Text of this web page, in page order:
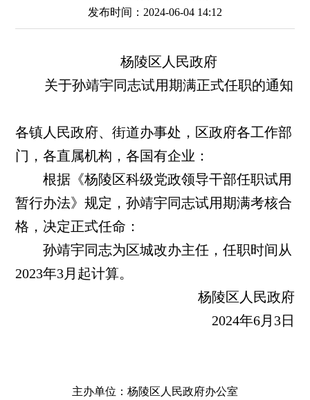
发布时间：2024-06-04 14:12
杨陵区人民政府
关于孙靖宇同志试用期满正式任职的通知
各镇人民政府、街道办事处，区政府各工作部
门，各直属机构，各国有企业：
根据《杨陵区科级党政领导干部任职试用
暂行办法》规定，孙靖宇同志试用期满考核合
格，决定正式任命：
孙靖宇同志为区城改办主任，任职时间从
2023年3月起计算。
杨陵区人民政府
2024年6月3日
主办单位：杨陵区人民政府办公室